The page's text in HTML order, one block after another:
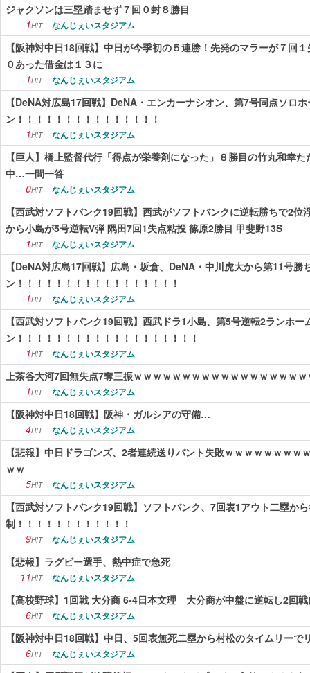
ジャクソンは三塁踏ませず７回０封８勝目
1HIT なんじぇいスタジアム
【阪神対中日18回戦】中日が今季初の５連勝！先発のマラーが７
０あった借金は１３に
1HIT なんじぇいスタジアム
【DeNA対広島17回戦】DeNA・エンカーナシオン、第7号同点ソロ
ン！！！！！！！！！！！！！！！
1HIT なんじぇいスタジアム
【巨人】橋上監督代行「得点が栄養剤になった」８勝目の竹丸和幸
中…一問一答
0HIT なんじぇいスタジアム
【西武対ソフトバンク19回戦】西武がソフトバンクに逆転勝ちで2
から小島が5号逆転V弾 隅田7回1失点粘投 篠原2勝目 甲斐野13S
1HIT なんじぇいスタジアム
【DeNA対広島17回戦】広島・坂倉、DeNA・中川虎大から第11号勝
ン！！！！！！！！！！！！！！！！！
1HIT なんじぇいスタジアム
【西武対ソフトバンク19回戦】西武ドラ1小島、第5号逆転2ランホー
ン！！！！！！！！！！！！！！！！！！！
1HIT なんじぇいスタジアム
上茶谷大河7回無失点7奪三振ｗｗｗｗｗｗｗｗｗｗｗｗｗｗｗｗｗ
1HIT なんじぇいスタジアム
【阪神対中日18回戦】阪神・ガルシアの守備…
4HIT なんじぇいスタジアム
【悲報】中日ドラゴンズ、2者連続送りバント失敗ｗｗｗｗｗｗｗ
ｗｗ
5HIT なんじぇいスタジアム
【西武対ソフトバンク19回戦】ソフトバンク、7回表1アウト二塁か
制！！！！！！！！！！！！
9HIT なんじぇいスタジアム
【悲報】ラグビー選手、熱中症で急死
11HIT なんじぇいスタジアム
【高校野球】1回戦 大分商 6-4日本文理 大分商が中盤に逆転し2回
6HIT なんじぇいスタジアム
【阪神対中日18回戦】中日、5回表無死二塁から村松のタイムリー
6HIT なんじぇいスタジアム